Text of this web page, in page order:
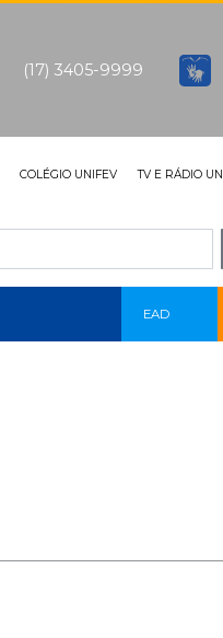
(17) 3405-9999
COLÉGIO UNIFEV TV E RÁDIO
EAD